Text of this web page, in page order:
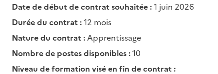
Date de début de contrat souhaitée :1 juin 2026
Durée du contrat :12 mois
Nature du contrat : Apprentissage
Nombre de postes disponibles :10
Niveau de formation visé en fin de contrat :